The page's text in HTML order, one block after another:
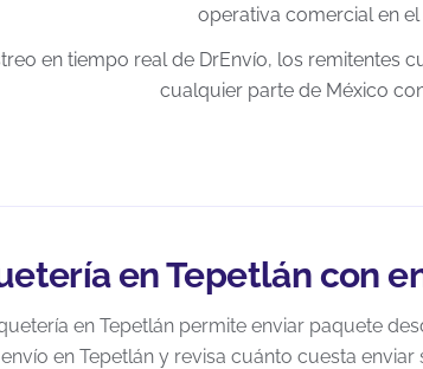
operativa comercial en
en tiempo real de DrEnvío, los remitentes
cualquier parte de México
en Tepetlán con
en Tepetlán permite enviar paquete
en Tepetlán y revisa cuánto cuesta